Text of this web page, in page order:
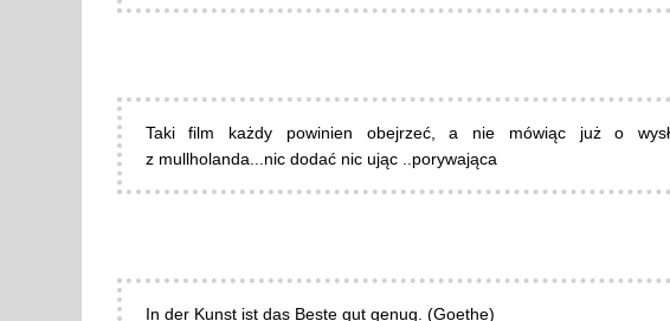
Taki film każdy powinien obejrzeć, a nie mówiąc już o
z mullholanda...nic dodać nic ując ..porywająca
In der Kunst ist das Beste gut genug. (Goethe)